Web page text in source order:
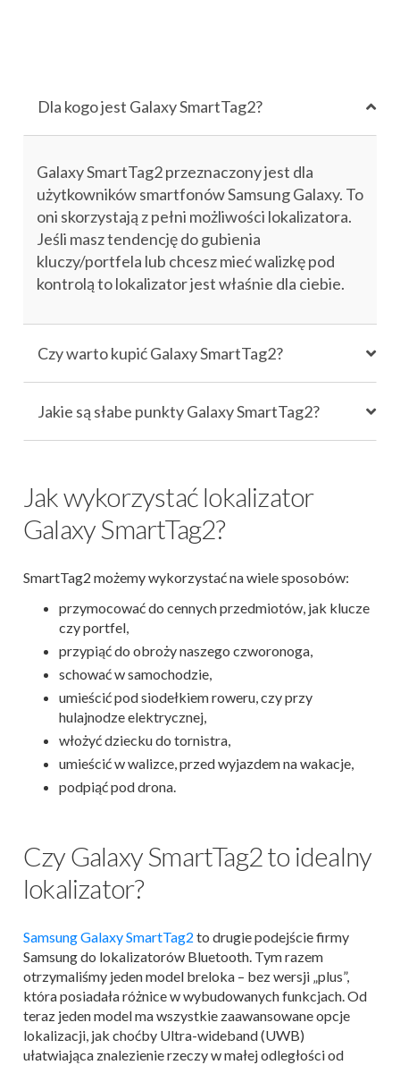
Dla kogo jest Galaxy SmartTag2?
Galaxy SmartTag2 przeznaczony jest dla
użytkowników smartfonów Samsung Galaxy. To
oni skorzystają z pełni możliwości lokalizatora.
Jeśli masz tendencję do gubienia
kluczy/portfela lub chcesz mieć walizkę pod
kontrolą to lokalizator jest właśnie dla ciebie.
Czy warto kupić Galaxy SmartTag2?
Jakie są słabe punkty Galaxy SmartTag2?
Jak wykorzystać lokalizator
Galaxy SmartTag2?
SmartTag2 możemy wykorzystać na wiele sposobów:
przymocować do cennych przedmiotów, jak klucze
czy portfel,
przypiąć do obroży naszego czworonoga,
schować w samochodzie,
umieścić pod siodełkiem roweru, czy przy
hulajnodze elektrycznej,
włożyć dziecku do tornistra,
umieścić w walizce, przed wyjazdem na wakacje,
podpiąć pod drona.
Czy Galaxy SmartTag2 to idealny
lokalizator?
Samsung Galaxy SmartTag2 to drugie podejście firmy
Samsung do lokalizatorów Bluetooth. Tym razem
otrzymaliśmy jeden model breloka – bez wersji „plus”,
która posiadała różnice w wybudowanych funkcjach. Od
teraz jeden model ma wszystkie zaawansowane opcje
lokalizacji, jak choćby Ultra-wideband (UWB)
ułatwiająca znalezienie rzeczy w małej odległości od